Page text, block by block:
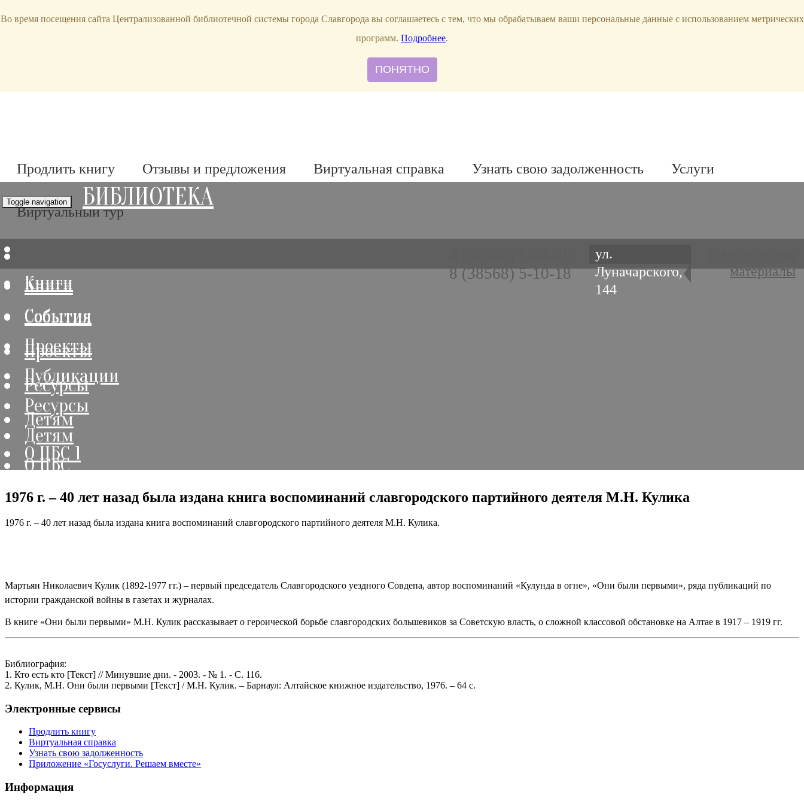
bibl-serv@mail.ru
Продлить книгу Отзывы и предложения Виртуальная справка Узнать свою задолженность Услуги
Виртуальный тур
материалы
ул.
Луначарского,
144
8 (38568) 5-10-18
Книги
События
Проекты
Публикации
Ресурсы
Детям
О ЦБС
Toggle navigation БИБЛИОТЕКА
Книги
События
Проекты
Ресурсы
Детям
О ЦБС 1
1976 г. – 40 лет назад была издана книга воспоминаний славгородского партийного деятеля М.Н. Кулика
1976 г. – 40 лет назад была издана книга воспоминаний славгородского партийного деятеля М.Н. Кулика.
Мартьян Николаевич Кулик (1892-1977 гг.) – первый председатель Славгородского уездного Совдепа, автор воспоминаний «Кулунда в огне», «Они были первыми», ряда публикаций по
истории гражданской войны в газетах и журналах.
В книге «Они были первыми» М.Н. Кулик рассказывает о героической борьбе славгородских большевиков за Советскую власть, о сложной классовой обстановке на Алтае в 1917 – 1919 гг.
Библиография:
1. Кто есть кто [Текст] // Минувшие дни. - 2003. - № 1. - С. 116.
2. Кулик, М.Н. Они были первыми [Текст] / М.Н. Кулик. – Барнаул: Алтайское книжное издательство, 1976. – 64 с.
Электронные сервисы
Продлить книгу
Виртуальная справка
Узнать свою задолженность
Приложение «Госуслуги. Решаем вместе»
Информация
Во время посещения сайта Централизованной библиотечной системы города Славгорода вы соглашаетесь с тем, что мы обрабатываем ваши персональные данные с использованием метрических
программ. Подробнее.
ПОНЯТНО